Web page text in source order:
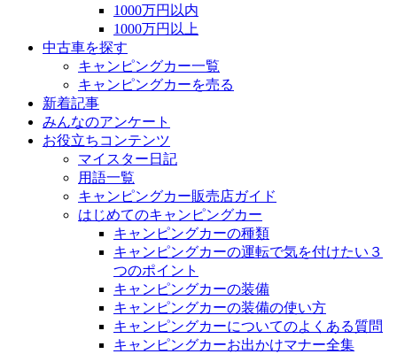
1000万円以内
1000万円以上
中古車を探す
キャンピングカー一覧
キャンピングカーを売る
新着記事
みんなのアンケート
お役立ちコンテンツ
マイスター日記
用語一覧
キャンピングカー販売店ガイド
はじめてのキャンピングカー
キャンピングカーの種類
キャンピングカーの運転で気を付けたい３
つのポイント
キャンピングカーの装備
キャンピングカーの装備の使い方
キャンピングカーについてのよくある質問
キャンピングカーお出かけマナー全集